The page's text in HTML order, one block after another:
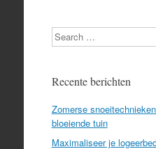
Search
Recente berichten
Zomerse
bloeiende tuin
Maximaliseer je